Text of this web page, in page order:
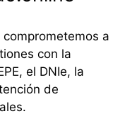
a
con la
el DNIe, la
de